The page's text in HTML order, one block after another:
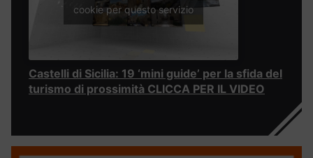
cookie per questo servizio
Castelli di Sicilia: 19 ‘mini guide’ per la sfida del
turismo di prossimità CLICCA PER IL VIDEO